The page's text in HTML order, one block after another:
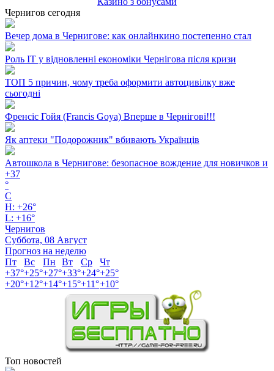
Чернигов сегодня
Вечер дома в Чернигове: как онлайнкино постепенно стал
Роль ІТ у відновленні економіки Чернігова після кризи
ТОП 5 причин, чому треба оформити автоцивілку вже
сьогодні
Френсіс Гойя (Francis Goya) Вперше в Чернігові!!!
Як аптеки "Подорожник" вбивають Українців
Автошкола в Чернигове: безопасное вождение для новичков и
+37
°
C
H: +26°
L: +16°
Чернигов
Суббота, 08 Август
Прогноз на неделю
Пт
Вс Пн Вт Ср
Чт
+37°+25°+27°+33°+24°+25°
+20°+12°+14°+15°+11°+10°
Топ новостей